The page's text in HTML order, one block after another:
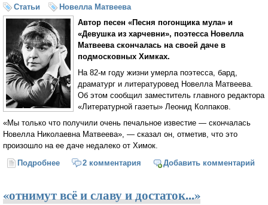
Статьи
Новелла Матвеева
Автор песен «Песня погонщика мула» и
«Девушка из харчевни», поэтесса Новелла
Матвеева скончалась на своей даче в
подмосковных Химках.
На 82-м году жизни умерла поэтесса, бард,
драматург и литературовед Новелла Матвеева.
Об этом сообщил заместитель главного редактора
«Литературной газеты» Леонид Колпаков.
«Мы только что получили очень печальное известие — скончалась
Новелла Николаевна Матвеева», — сказал он, отметив, что это
произошло на ее даче недалеко от Химок.
Подробнее о Скончалась поэтесса Новелла Матвеева
2 комментария Добавить комментарий
«отнимут всё и славу и достаток...»